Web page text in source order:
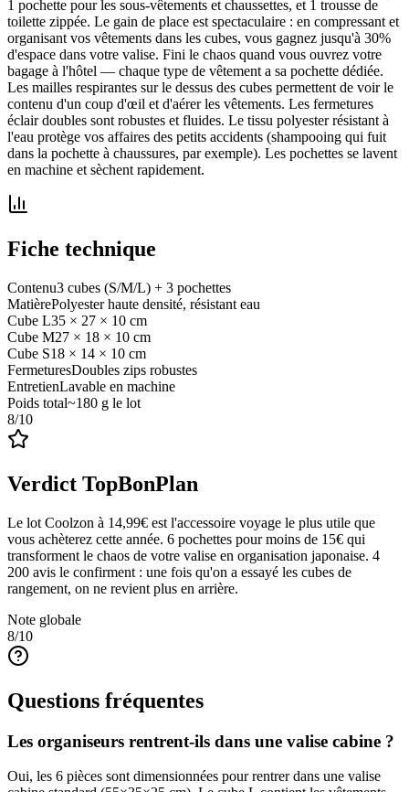
1 pochette pour les sous-vêtements et chaussettes, et 1 trousse de
toilette zippée. Le gain de place est spectaculaire : en compressant et
organisant vos vêtements dans les cubes, vous gagnez jusqu'à 30%
d'espace dans votre valise. Fini le chaos quand vous ouvrez votre
bagage à l'hôtel — chaque type de vêtement a sa pochette dédiée.
Les mailles respirantes sur le dessus des cubes permettent de voir le
contenu d'un coup d'œil et d'aérer les vêtements. Les fermetures
éclair doubles sont robustes et fluides. Le tissu polyester résistant à
l'eau protège vos affaires des petits accidents (shampooing qui fuit
dans la pochette à chaussures, par exemple). Les pochettes se lavent
en machine et sèchent rapidement.
Fiche technique
Contenu3 cubes (S/M/L) + 3 pochettes
MatièrePolyester haute densité, résistant eau
Cube L35 × 27 × 10 cm
Cube M27 × 18 × 10 cm
Cube S18 × 14 × 10 cm
FermeturesDoubles zips robustes
EntretienLavable en machine
Poids total~180 g le lot
8/10
Verdict TopBonPlan
Le lot Coolzon à 14,99€ est l'accessoire voyage le plus utile que
vous achèterez cette année. 6 pochettes pour moins de 15€ qui
transforment le chaos de votre valise en organisation japonaise. 4
200 avis le confirment : une fois qu'on a essayé les cubes de
rangement, on ne revient plus en arrière.
Note globale
8/10
Questions fréquentes
Les organiseurs rentrent-ils dans une valise cabine ?
Oui, les 6 pièces sont dimensionnées pour rentrer dans une valise